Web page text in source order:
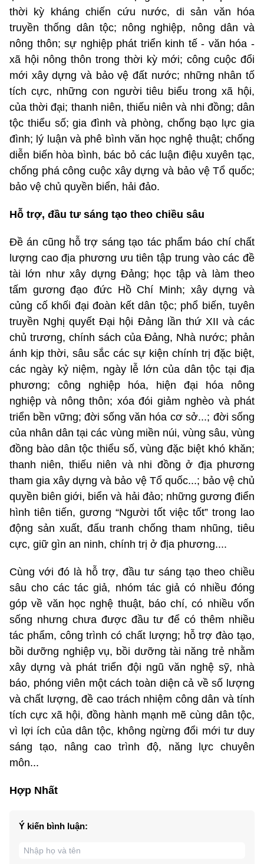
thời kỳ kháng chiến cứu nước, di sản văn hóa
truyền thống dân tộc; nông nghiệp, nông dân và
nông thôn; sự nghiệp phát triển kinh tế - văn hóa -
xã hội nông thôn trong thời kỳ mới; công cuộc đổi
mới xây dựng và bảo vệ đất nước; những nhân tố
tích cực, những con người tiêu biểu trong xã hội,
của thời đại; thanh niên, thiếu niên và nhi đồng; dân
tộc thiểu số; gia đình và phòng, chống bạo lực gia
đình; lý luận và phê bình văn học nghệ thuật; chống
diễn biến hòa bình, bác bỏ các luận điệu xuyên tạc,
chống phá công cuộc xây dựng và bảo vệ Tổ quốc;
bảo vệ chủ quyền biển, hải đảo.
Hỗ trợ, đầu tư sáng tạo theo chiều sâu
Đề án cũng hỗ trợ sáng tạo tác phẩm báo chí chất
lượng cao địa phương ưu tiên tập trung vào các đề
tài lớn như xây dựng Đảng; học tập và làm theo
tấm gương đạo đức Hồ Chí Minh; xây dựng và
củng cố khối đại đoàn kết dân tộc; phổ biến, tuyên
truyền Nghị quyết Đại hội Đảng lần thứ XII và các
chủ trương, chính sách của Đảng, Nhà nước; phản
ánh kịp thời, sâu sắc các sự kiện chính trị đặc biệt,
các ngày kỷ niệm, ngày lễ lớn của dân tộc tại địa
phương; công nghiệp hóa, hiện đại hóa nông
nghiệp và nông thôn; xóa đói giảm nghèo và phát
triển bền vững; đời sống văn hóa cơ sở...; đời sống
của nhân dân tại các vùng miền núi, vùng sâu, vùng
đồng bào dân tộc thiểu số, vùng đặc biệt khó khăn;
thanh niên, thiếu niên và nhi đồng ở địa phương
tham gia xây dựng và bảo vệ Tổ quốc...; bảo vệ chủ
quyền biên giới, biển và hải đảo; những gương điển
hình tiên tiến, gương “Người tốt việc tốt” trong lao
động sản xuất, đấu tranh chống tham nhũng, tiêu
cực, giữ gìn an ninh, chính trị ở địa phương....
Cùng với đó là hỗ trợ, đầu tư sáng tạo theo chiều
sâu cho các tác giả, nhóm tác giả có nhiều đóng
góp về văn học nghệ thuật, báo chí, có nhiều vốn
sống nhưng chưa được đầu tư để có thêm nhiều
tác phẩm, công trình có chất lượng; hỗ trợ đào tạo,
bồi dưỡng nghiệp vụ, bồi dưỡng tài năng trẻ nhằm
xây dựng và phát triển đội ngũ văn nghệ sỹ, nhà
báo, phóng viên một cách toàn diện cả về số lượng
và chất lượng, đề cao trách nhiệm công dân và tính
tích cực xã hội, đồng hành mạnh mẽ cùng dân tộc,
vì lợi ích của dân tộc, không ngừng đổi mới tư duy
sáng tạo, nâng cao trình độ, năng lực chuyên
môn...
Hợp Nhất
Ý kiến bình luận: